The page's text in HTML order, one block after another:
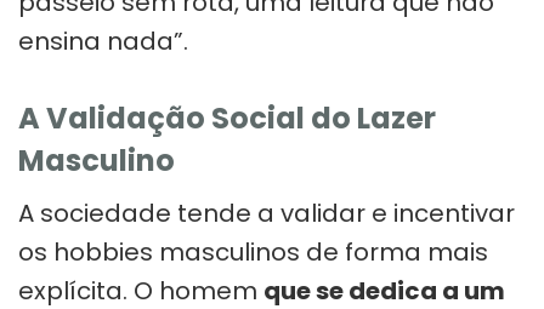
ensina nada”.
A Validação Social do Lazer
Masculino
A sociedade tende a validar e incentivar
os hobbies masculinos de forma mais
explícita. O homem que se dedica a um